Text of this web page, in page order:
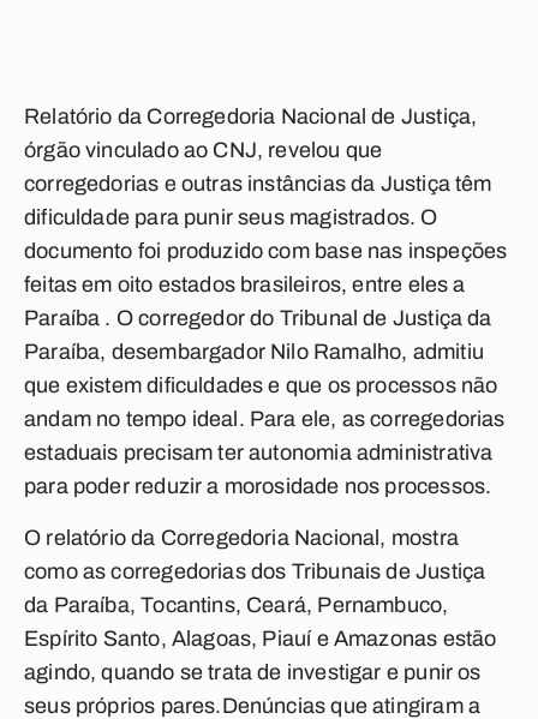
Relatório da Corregedoria Nacional de Justiça,
órgão vinculado ao CNJ, revelou que
corregedorias e outras instâncias da Justiça têm
dificuldade para punir seus magistrados. O
documento foi produzido com base nas inspeções
feitas em oito estados brasileiros, entre eles a
Paraíba . O corregedor do Tribunal de Justiça da
Paraíba, desembargador Nilo Ramalho, admitiu
que existem dificuldades e que os processos não
andam no tempo ideal. Para ele, as corregedorias
estaduais precisam ter autonomia administrativa
para poder reduzir a morosidade nos processos.
O relatório da Corregedoria Nacional, mostra
como as corregedorias dos Tribunais de Justiça
da Paraíba, Tocantins, Ceará, Pernambuco,
Espírito Santo, Alagoas, Piauí e Amazonas estão
agindo, quando se trata de investigar e punir os
seus próprios pares.Denúncias que atingiram a